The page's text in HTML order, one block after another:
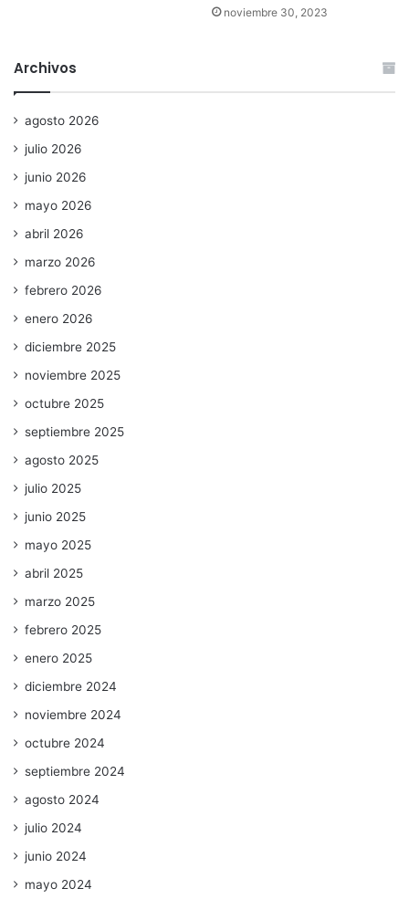
noviembre 30, 2023
Archivos
agosto 2026
julio 2026
junio 2026
mayo 2026
abril 2026
marzo 2026
febrero 2026
enero 2026
diciembre 2025
noviembre 2025
octubre 2025
septiembre 2025
agosto 2025
julio 2025
junio 2025
mayo 2025
abril 2025
marzo 2025
febrero 2025
enero 2025
diciembre 2024
noviembre 2024
octubre 2024
septiembre 2024
agosto 2024
julio 2024
junio 2024
mayo 2024